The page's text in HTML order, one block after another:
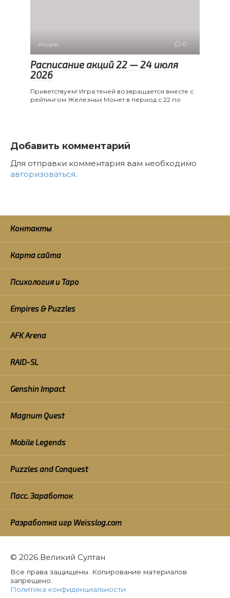
Акции 0
Расписание акций 22 — 24 июля
2026
Приветствуем! Игра теней возвращается вместе с
рейтингом Железных Монет в период с 22 по
Добавить комментарий
Для отправки комментария вам необходимо
авторизоваться.
Контакты
Карта сайта
Психология и Таро
Empires & Puzzles
AFK Arena
RAID-SL
Genshin Impact
Magnum Quest
Mobile Legends
Puzzles and Conquest
Пасс. Заработок
Разработка игр Weisslog.com
© 2026 Великий Султан
Все права защищены. Копирование материалов
запрещено.
Политика конфиденциальности